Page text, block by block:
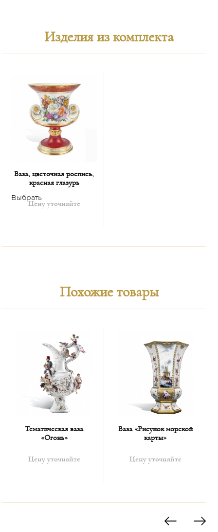
Изделия из комплекта
Ваза, цветочная роспись,
красная глазурь
Выбрать
Цену уточняйте
Похожие товары
Тематическая ваза
«Огонь»
Цену уточняйте
Ваза «Рисунок морской
карты»
Цену уточняйте